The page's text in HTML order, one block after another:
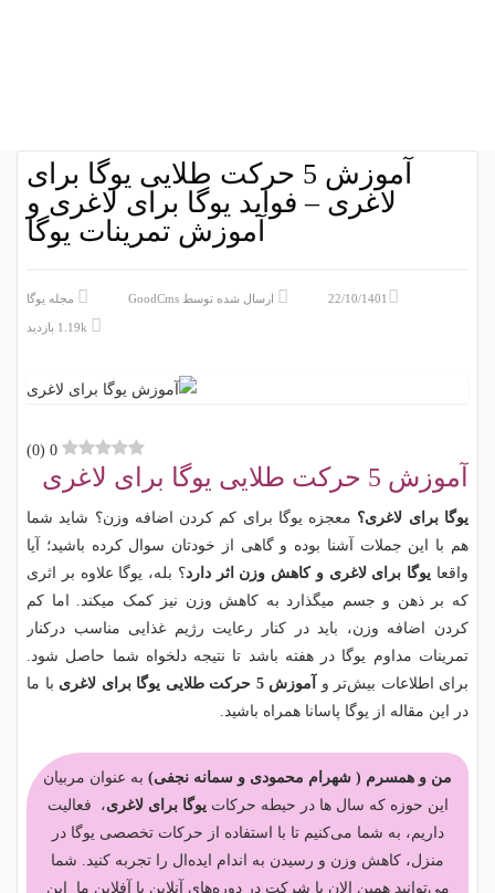
آموزش 5 حرکت طلایی یوگا برای
لاغری – فواید یوگا برای لاغری و
آموزش تمرینات یوگا
22/10/1401 ارسال شده توسط GoodCms مجله یوگا
0
(
0
)
آموزش 5 حرکت طلایی یوگا برای لاغری
یوگا برای لاغری؟ معجزه یوگا برای کم کردن اضافه وزن؟ شاید شما
هم با این جملات آشنا بوده و گاهی از خودتان سوال کرده باشید؛ آیا
واقعا یوگا برای لاغری و کاهش وزن اثر دارد؟ بله، یوگا علاوه بر اثری
که بر ذهن و جسم میگذارد به کاهش وزن نیز کمک میکند. اما کم
کردن اضافه وزن، باید در کنار رعایت رژیم غذایی مناسب درکنار
تمرینات مداوم یوگا در هفته باشد تا نتیجه دلخواه شما حاصل شود.
برای اطلاعات بیش‌تر و
آموزش 5 حرکت طلایی یوگا برای لاغری
با ما
در این مقاله از یوگا پاسانا همراه باشید.
من و همسرم ( شهرام محمودی و سمانه نجفی) به عنوان مربیان
این حوزه که سال ها در حیطه حرکاتیوگا برای لاغری، فعالیت
داریم، به شما می‌کنیم تا با استفاده از حرکات تخصصی یوگا در
منزل، کاهش وزن و رسیدن به اندام ایده‌ال را تجربه کنید. شما
می‌توانید همین الان با شرکت در دوره‌های آنلاین یا آفلاین ما این